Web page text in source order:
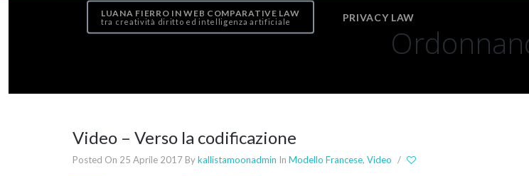
Law
LUANA FIERRO IN WEB COMPARATIVE LAW
tra creatività diritto ed intelligenza artificiale PRIVACY LAW
Video – Verso la codificazione
Posted On 25 Aprile 2017 Bykallistamoonadmin In Modello Francese, Video /